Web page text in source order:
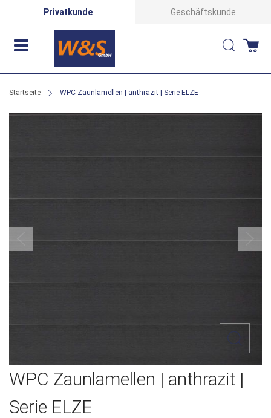
Privatkunde Geschäftskunde
Suche
Startseite WPC Zaunlamellen | anthrazit | Serie ELZE
der
springen
Zum
der
WPC Zaunlamellen | anthrazit |
Serie ELZE